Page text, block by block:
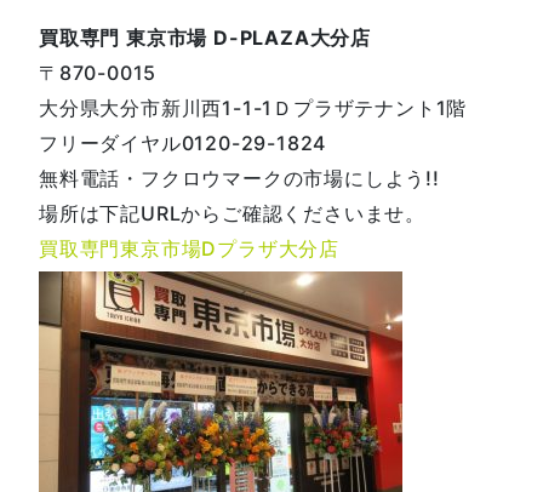
買取専門 東京市場 D-PLAZA大分店
〒870-0015
大分県大分市新川西1-1-1Ｄプラザテナント1階
フリーダイヤル0120-29-1824
無料電話・フクロウマークの市場にしよう!!
場所は下記URLからご確認くださいませ。
買取専門東京市場Dプラザ大分店